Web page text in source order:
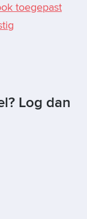
toegepast
Log dan